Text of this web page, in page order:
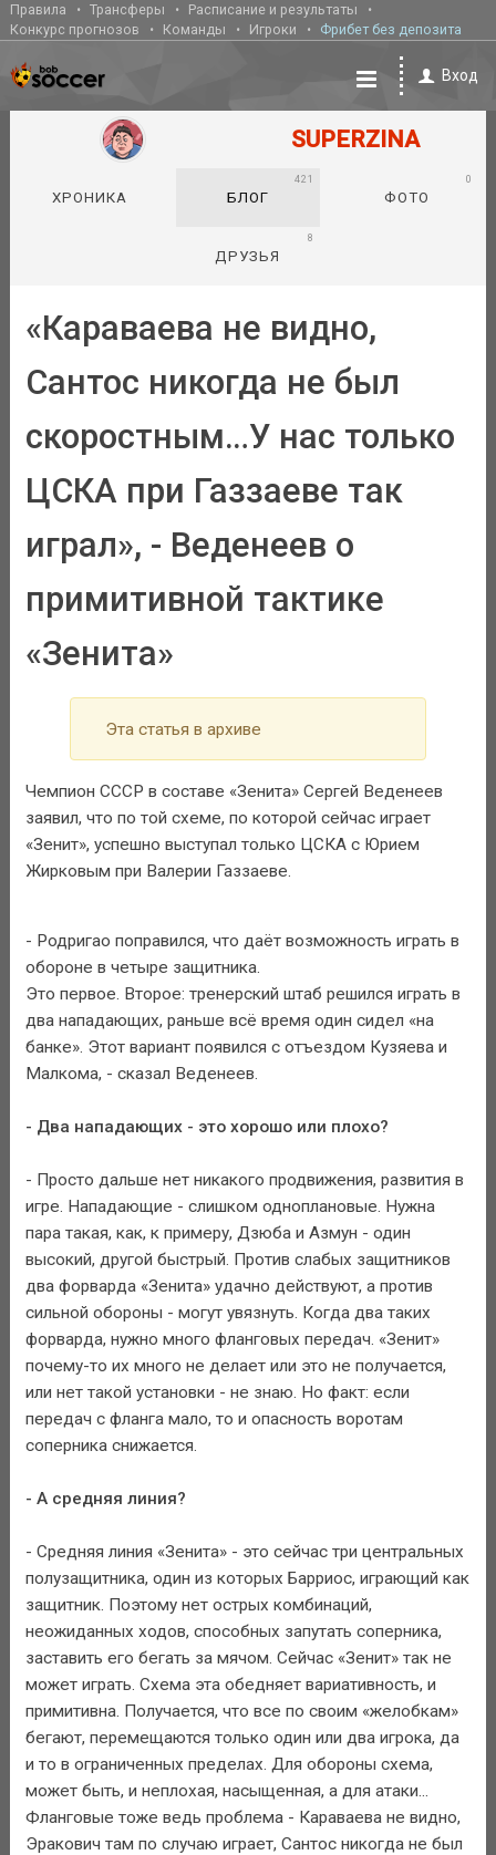
Правила Трансферы
Расписание и результаты
Конкурс прогнозов
Команды Игроки Фрибет без депозита
Вход
SUPERZINA
ХРОНИКА БЛОГ
421
ФОТО
0
ДРУЗЬЯ
8
«Караваева не видно,
Сантос никогда не был
скоростным…У нас только
ЦСКА при Газзаеве так
играл», - Веденеев о
примитивной тактике
«Зенита»
Эта статья в архиве
Чемпион СССР в составе «Зенита» Сергей Веденеев
заявил, что по той схеме, по которой сейчас играет
«Зенит», успешно выступал только ЦСКА с Юрием
Жирковым при Валерии Газзаеве.
- Родригао поправился, что даёт возможность играть в
обороне в четыре защитника.
Это первое. Второе: тренерский штаб решился играть в
два нападающих, раньше всё время один сидел «на
банке». Этот вариант появился с отъездом Кузяева и
Малкома, - сказал Веденеев.
- Два нападающих - это хорошо или плохо?
- Просто дальше нет никакого продвижения, развития в
игре. Нападающие - слишком одноплановые. Нужна
пара такая, как, к примеру, Дзюба и Азмун - один
высокий, другой быстрый. Против слабых защитников
два форварда «Зенита» удачно действуют, а против
сильной обороны - могут увязнуть. Когда два таких
форварда, нужно много фланговых передач. «Зенит»
почему-то их много не делает или это не получается,
или нет такой установки - не знаю. Но факт: если
передач с фланга мало, то и опасность воротам
соперника снижается.
- А средняя линия?
- Средняя линия «Зенита» - это сейчас три центральных
полузащитника, один из которых Барриос, играющий как
защитник. Поэтому нет острых комбинаций,
неожиданных ходов, способных запутать соперника,
заставить его бегать за мячом. Сейчас «Зенит» так не
может играть. Схема эта обедняет вариативность, и
примитивна. Получается, что все по своим «желобкам»
бегают, перемещаются только один или два игрока, да
и то в ограниченных пределах. Для обороны схема,
может быть, и неплохая, насыщенная, а для атаки...
Фланговые тоже ведь проблема - Караваева не видно,
Эракович там по случаю играет, Сантос никогда не был